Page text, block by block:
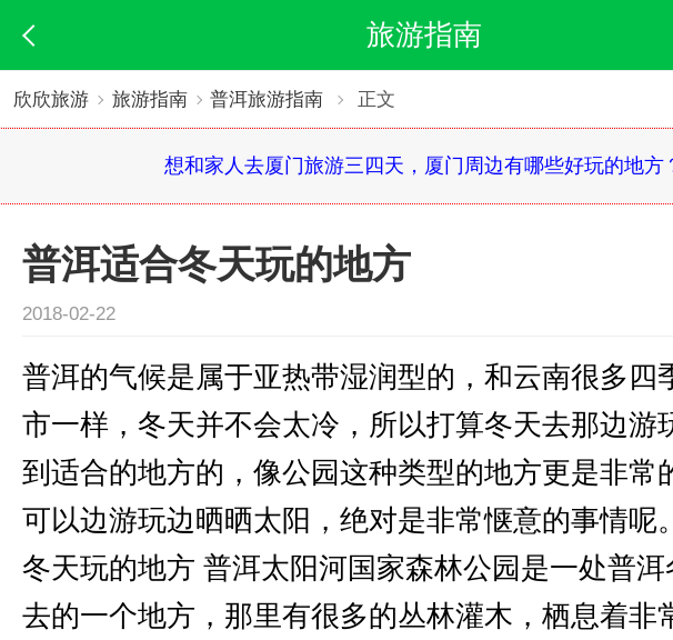
旅游指南
欣欣旅游 旅游指南 普洱旅游指南 正文
想和家人去厦门旅游三四天，厦门周边有哪些好玩的地方
普洱适合冬天玩的地方
2018-02-22
普洱的气候是属于亚热带湿润型的，和云南很多四
市一样，冬天并不会太冷，所以打算冬天去那边游
到适合的地方的，像公园这种类型的地方更是非常
可以边游玩边晒晒太阳，绝对是非常惬意的事情呢
冬天玩的地方 普洱太阳河国家森林公园是一处普
去的一个地方，那里有很多的丛林灌木，栖息着非